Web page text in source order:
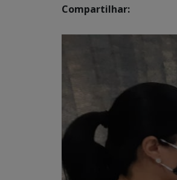
Compartilhar: